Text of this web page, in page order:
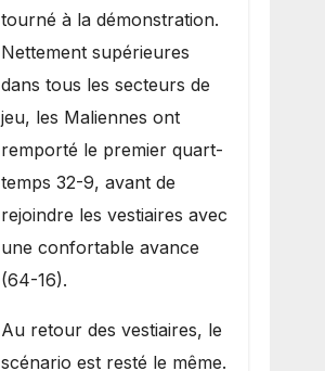
tourné à la démonstration.
Nettement supérieures
dans tous les secteurs de
jeu, les Maliennes ont
remporté le premier quart-
temps 32-9, avant de
rejoindre les vestiaires avec
une confortable avance
(64-16).
Au retour des vestiaires, le
scénario est resté le même.